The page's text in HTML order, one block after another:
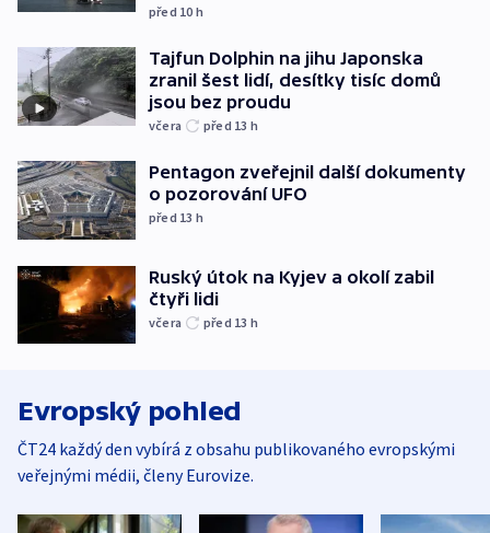
před 10 h
Tajfun Dolphin na jihu Japonska
zranil šest lidí, desítky tisíc domů
jsou bez proudu
včera před 13 h
Pentagon zveřejnil další dokumenty
o pozorování UFO
před 13 h
Ruský útok na Kyjev a okolí zabil
čtyři lidi
včera před 13 h
Evropský pohled
ČT24 každý den vybírá z obsahu publikovaného evropskými
veřejnými médii, členy Eurovize.